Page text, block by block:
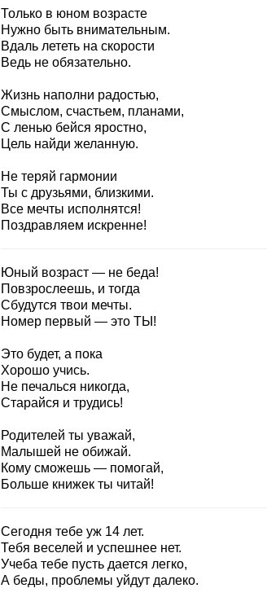
Только в юном возрасте
Нужно быть внимательным.
Вдаль лететь на скорости
Ведь не обязательно.
Жизнь наполни радостью,
Смыслом, счастьем, планами,
С ленью бейся яростно,
Цель найди желанную.
Не теряй гармонии
Ты с друзьями, близкими.
Все мечты исполнятся!
Поздравляем искренне!
Юный возраст — не беда!
Повзрослеешь, и тогда
Сбудутся твои мечты.
Номер первый — это ТЫ!
Это будет, а пока
Хорошо учись.
Не печалься никогда,
Старайся и трудись!
Родителей ты уважай,
Малышей не обижай.
Кому сможешь — помогай,
Больше книжек ты читай!
Сегодня тебе уж 14 лет.
Тебя веселей и успешнее нет.
Учеба тебе пусть дается легко,
А беды, проблемы уйдут далеко.